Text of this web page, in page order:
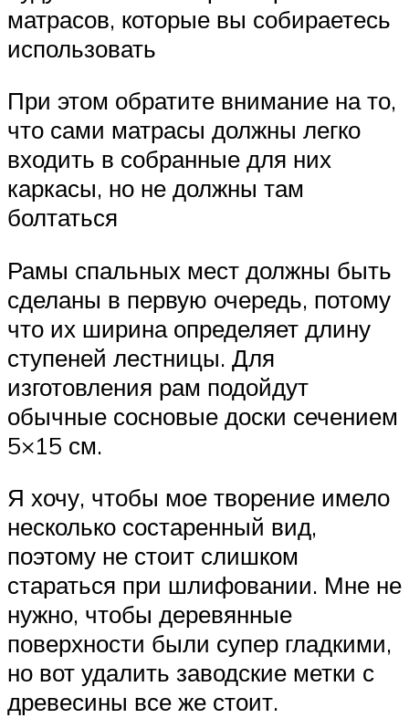
матрасов, которые вы собираетесь
использовать
При этом обратите внимание на то,
что сами матрасы должны легко
входить в собранные для них
каркасы, но не должны там
болтаться
Рамы спальных мест должны быть
сделаны в первую очередь, потому
что их ширина определяет длину
ступеней лестницы. Для
изготовления рам подойдут
обычные сосновые доски сечением
5×15 см.
Я хочу, чтобы мое творение имело
несколько состаренный вид,
поэтому не стоит слишком
стараться при шлифовании. Мне не
нужно, чтобы деревянные
поверхности были супер гладкими,
но вот удалить заводские метки с
древесины все же стоит.